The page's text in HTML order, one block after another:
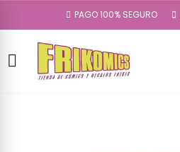
PAGO 100% SEGURO